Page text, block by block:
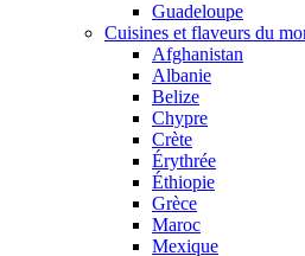
Guadeloupe
Cuisines et flaveurs du
Afghanistan
Albanie
Belize
Chypre
Crète
Érythrée
Éthiopie
Grèce
Maroc
Mexique